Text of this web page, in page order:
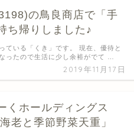
の鳥良商店で「手
ち帰りしました♪
2019年11月17日
ている「くき」です。 現在、優待と
ったので生活に少し余裕がでて …
くホールディングス
老と季節野菜天重」